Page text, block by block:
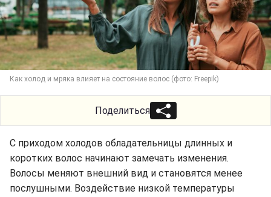
Как холод и мряка влияет на состояние волос (фото: Freepik)
Поделиться
С приходом холодов обладательницы длинных и
коротких волос начинают замечать изменения.
Волосы меняют внешний вид и становятся менее
послушными. Воздействие низкой температуры